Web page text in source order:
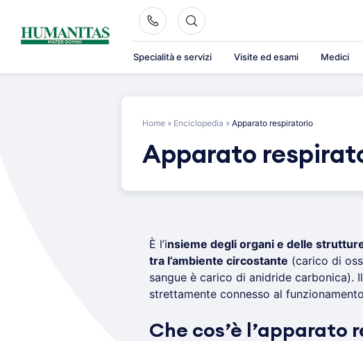
content
Specialità e servizi Visite ed esami Medici
Home » Enciclopedia » Apparato respiratorio
Apparato
È l’insieme degli organi e delle
tra l’ambiente circostante (carico di
sangue è carico di anidride carbonica).
strettamente connesso al
Che cos’è l’apparato